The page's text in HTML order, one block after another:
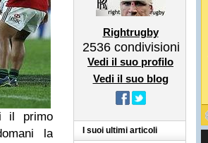
il primo
la
Rightrugby
2536 condivisioni
Vedi il suo profilo
Vedi il suo blog
I suoi ultimi articoli